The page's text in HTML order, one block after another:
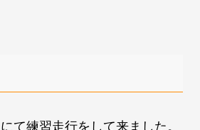
て練習走行をして来ました。